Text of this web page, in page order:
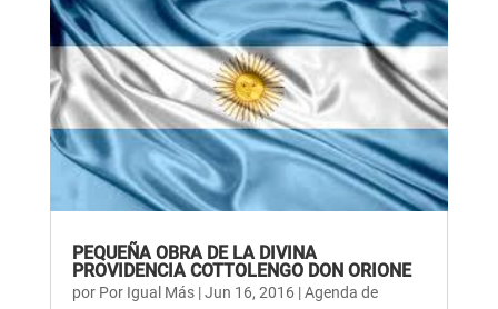
PEQUEÑA OBRA DE LA DIVINA
PROVIDENCIA COTTOLENGO DON ORIONE
por Por Igual Más|Jun 16, 2016 |Agenda de